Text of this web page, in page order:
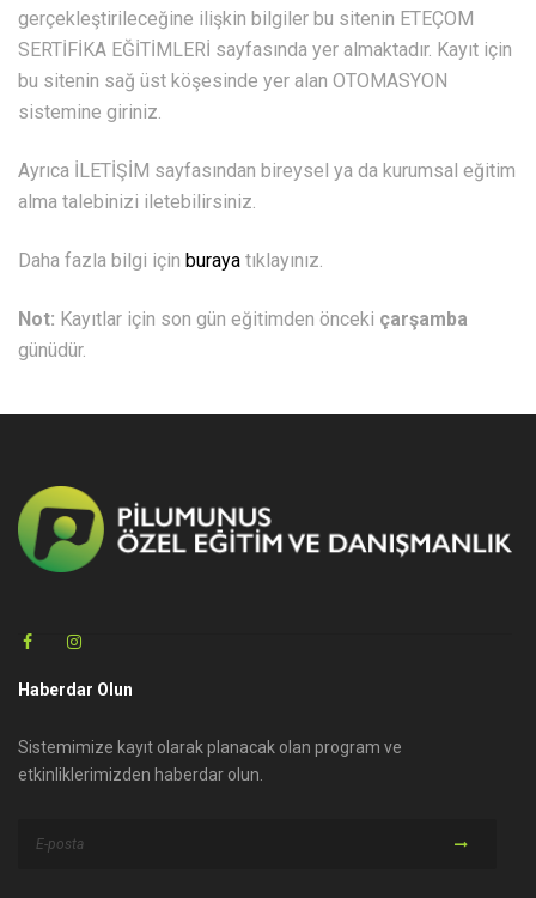
gerçekleştirileceğine ilişkin bilgiler bu sitenin ETEÇOM
SERTİFİKA EĞİTİMLERİ sayfasında yer almaktadır. Kayıt için
bu sitenin sağ üst köşesinde yer alan OTOMASYON
sistemine giriniz.
Ayrıca İLETİŞİM sayfasından bireysel ya da kurumsal eğitim
alma talebinizi iletebilirsiniz.
Daha fazla bilgi için buraya tıklayınız.
Not: Kayıtlar için son gün eğitimden önceki çarşamba
günüdür.
Haberdar Olun
Sistemimize kayıt olarak planacak olan program ve
etkinliklerimizden haberdar olun.